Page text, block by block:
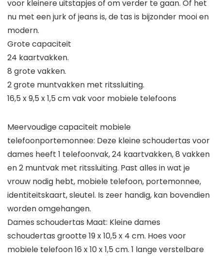
voor kleinere uitstapjes of om verder te gaan. Of het
nu met een jurk of jeans is, de tas is bijzonder mooi en
modern.
Grote capaciteit
24 kaartvakken.
8 grote vakken.
2 grote muntvakken met ritssluiting.
16,5 x 9,5 x 1,5 cm vak voor mobiele telefoons
Meervoudige capaciteit mobiele
telefoonportemonnee: Deze kleine schoudertas voor
dames heeft 1 telefoonvak, 24 kaartvakken, 8 vakken
en 2 muntvak met ritssluiting. Past alles in wat je
vrouw nodig hebt, mobiele telefoon, portemonnee,
identiteitskaart, sleutel. Is zeer handig, kan bovendien
worden omgehangen.
Dames schoudertas Maat: Kleine dames
schoudertas grootte 19 x 10,5 x 4 cm. Hoes voor
mobiele telefoon 16 x 10 x 1,5 cm. 1 lange verstelbare